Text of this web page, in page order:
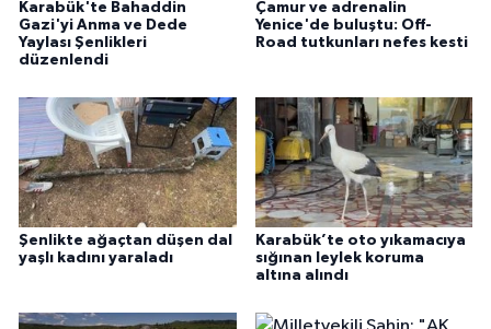
Karabük'te Bahaddin
Gazi'yi Anma ve Dede
Yaylası Şenlikleri
düzenlendi
Çamur ve adrenalin
Yenice'de buluştu: Off-
Road tutkunları nefes kesti
Şenlikte ağaçtan düşen dal
yaşlı kadını yaraladı
Karabük’te oto yıkamacıya
sığınan leylek koruma
altına alındı